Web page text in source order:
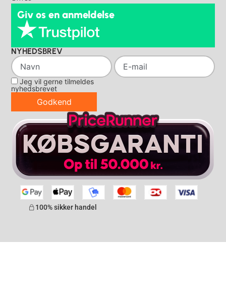
Giv os en anmeldelse
NYHEDSBREV
Jeg vil gerne tilmeldes
nyhedsbrevet
Godkend
100% sikker handel